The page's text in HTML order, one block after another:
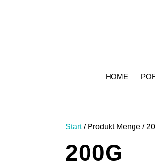
HOME
Start/ Produkt Menge /
200G